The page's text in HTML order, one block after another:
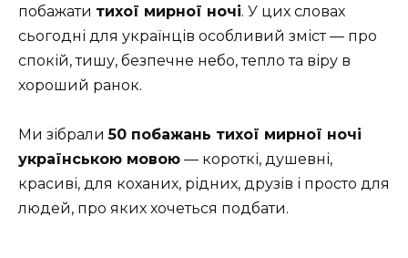
побажати тихої мирної ночі. У цих словах
сьогодні для українців особливий зміст — про
спокій, тишу, безпечне небо, тепло та віру в
хороший ранок.
Ми зібрали50 побажань тихої мирної ночі
українською мовою — короткі, душевні,
красиві, для коханих, рідних, друзів і просто для
людей, про яких хочеться подбати.